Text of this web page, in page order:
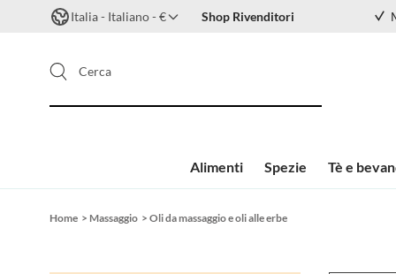
Italia - Italiano - € Shop Rivenditori
Alimenti Spezie Tè e
Cerca
Home > Massaggio > Oli da massaggio e oli alle erbe